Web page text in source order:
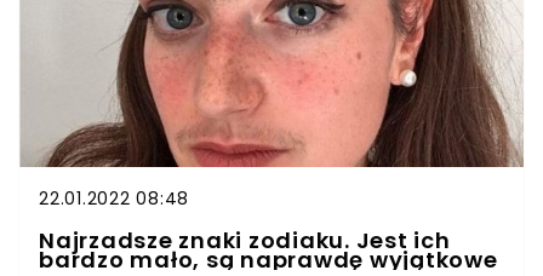
intymności cztery z nich zdecydowanie
wyróżniają się spośród pozostałych. Sprawdź, czy
jesteś na tej liście.
22.01.2022 08:48
Najrzadsze znaki zodiaku. Jest ich
bardzo mało, są naprawdę wyjątkowe